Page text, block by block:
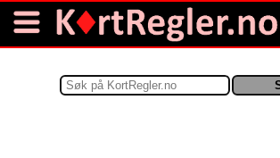
Warning
: Undefined array key 1 in
/home/brettimu/public_html/kortspill/index.php